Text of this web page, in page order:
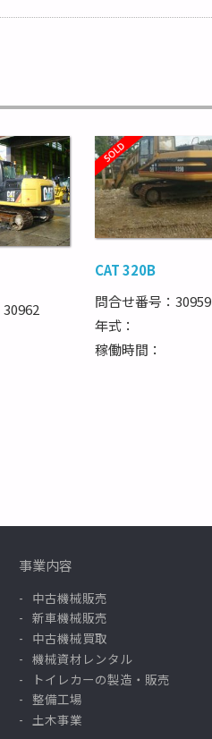
CAT 320B
問合せ番号：30959
年式：
稼働時間：
事業内容
中古機械販売
新車機械販売
中古機械買取
機械資材レンタル
トイレカーの製造・販売
整備工場
土木事業